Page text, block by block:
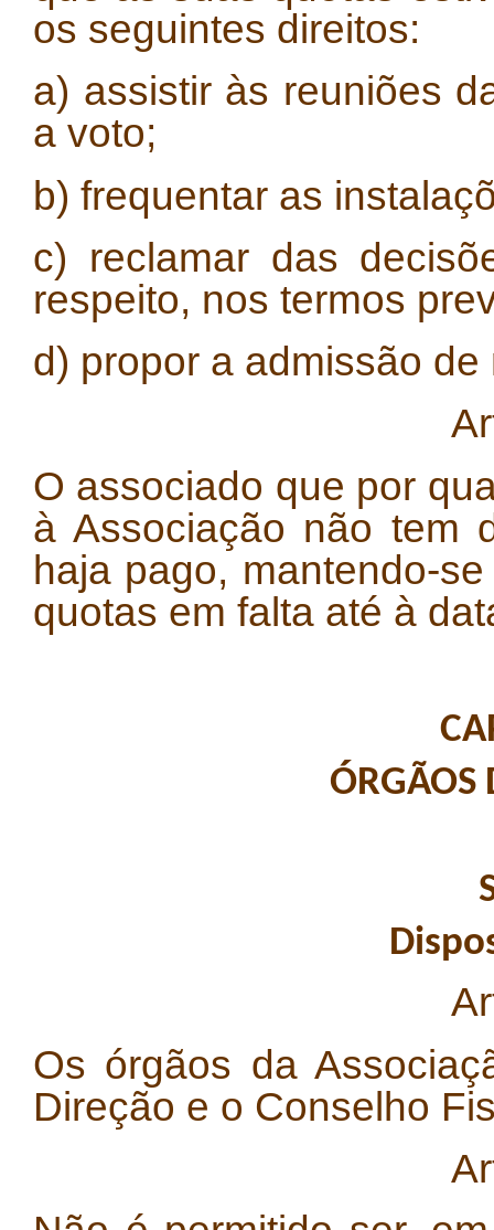
os seguintes direitos:
a) assistir às reuniões
a voto;
b) frequentar as
c) reclamar das
respeito, nos termos
d) propor a admissão
O associado que por
à Associação não tem
haja pago, mantendo-
quotas em falta até à
ÓRGÃOS
Os órgãos da
Direção e o Conselho